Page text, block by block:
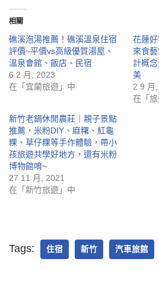
相關
礁溪泡湯推薦！礁溪溫泉住宿
評價~平價vs高級優質湯屋、
溫泉會館、飯店、民宿
6 2 月, 2023
在「宜蘭旅遊」中
花蓮
來食
計概
美
2 9 月
在「
新竹老鍋休閒農莊｜親子景點
推薦，米粉DIY、麻糬、紅龜
粿、草仔粿等手作體驗，帶小
孩旅遊共學好地方，還有米粉
博物館唷~
27 11 月, 2021
在「新竹旅遊」中
Tags: 住宿 新竹 汽車旅館